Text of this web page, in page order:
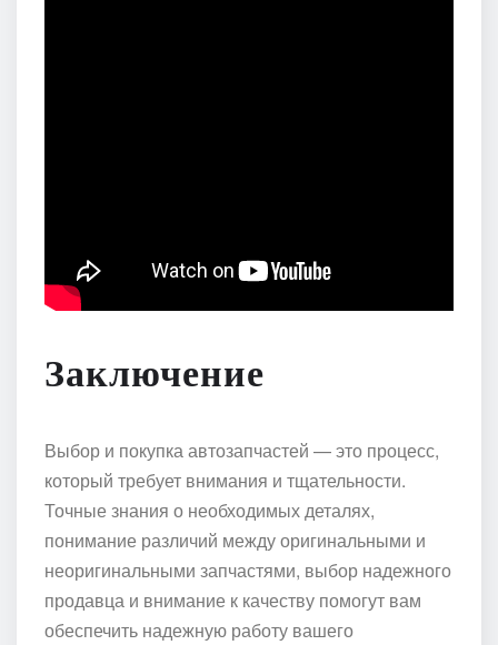
Заключение
Выбор и покупка автозапчастей — это процесс,
который требует внимания и тщательности.
Точные знания о необходимых деталях,
понимание различий между оригинальными и
неоригинальными запчастями, выбор надежного
продавца и внимание к качеству помогут вам
обеспечить надежную работу вашего